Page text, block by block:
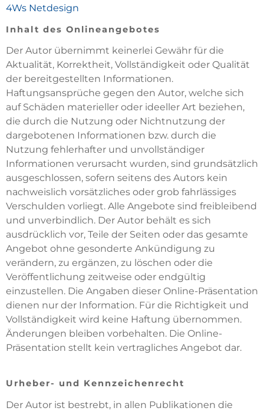
4Ws Netdesign
Inhalt des Onlineangebotes
Der Autor übernimmt keinerlei Gewähr für die
Aktualität, Korrektheit, Vollständigkeit oder Qualität
der bereitgestellten Informationen.
Haftungsansprüche gegen den Autor, welche sich
auf Schäden materieller oder ideeller Art beziehen,
die durch die Nutzung oder Nichtnutzung der
dargebotenen Informationen bzw. durch die
Nutzung fehlerhafter und unvollständiger
Informationen verursacht wurden, sind grundsätzlich
ausgeschlossen, sofern seitens des Autors kein
nachweislich vorsätzliches oder grob fahrlässiges
Verschulden vorliegt. Alle Angebote sind freibleibend
und unverbindlich. Der Autor behält es sich
ausdrücklich vor, Teile der Seiten oder das gesamte
Angebot ohne gesonderte Ankündigung zu
verändern, zu ergänzen, zu löschen oder die
Veröffentlichung zeitweise oder endgültig
einzustellen. Die Angaben dieser Online-Präsentation
dienen nur der Information. Für die Richtigkeit und
Vollständigkeit wird keine Haftung übernommen.
Änderungen bleiben vorbehalten. Die Online-
Präsentation stellt kein vertragliches Angebot dar.
Urheber- und Kennzeichenrecht
Der Autor ist bestrebt, in allen Publikationen die